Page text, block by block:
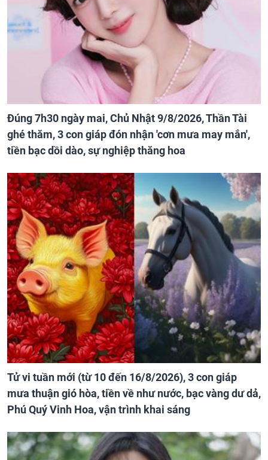
Đúng 7h30 ngày mai, Chủ Nhật 9/8/2026, Thần Tài
ghé thăm, 3 con giáp đón nhận 'cơn mưa may mắn',
tiền bạc dồi dào, sự nghiệp thăng hoa
Tử vi tuần mới (từ 10 đến 16/8/2026), 3 con giáp
mưa thuận gió hòa, tiền về như nước, bạc vàng dư dả,
Phú Quý Vinh Hoa, vận trình khai sáng